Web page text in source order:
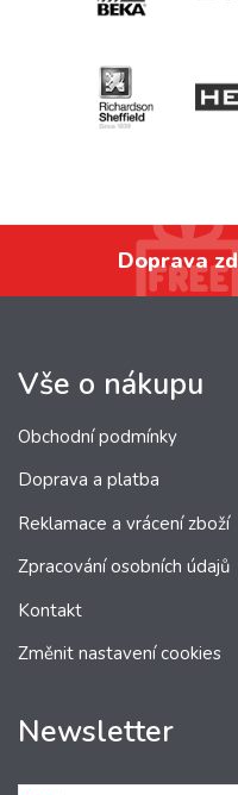
Doprava
Vše o nákupu
Obchodní podmínky
Doprava a platba
Reklamace a vrácení zboží
Zpracování osobních údajů
Kontakt
Změnit nastavení cookies
Newsletter